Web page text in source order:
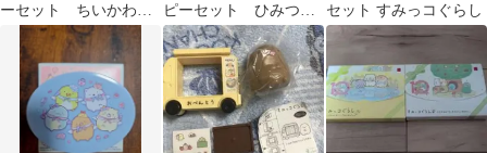
ーセット ちいかわ
すみっコぐらし まと
め売り
ピーセット ひみつの
おもちゃ付き
セット すみっコぐらし